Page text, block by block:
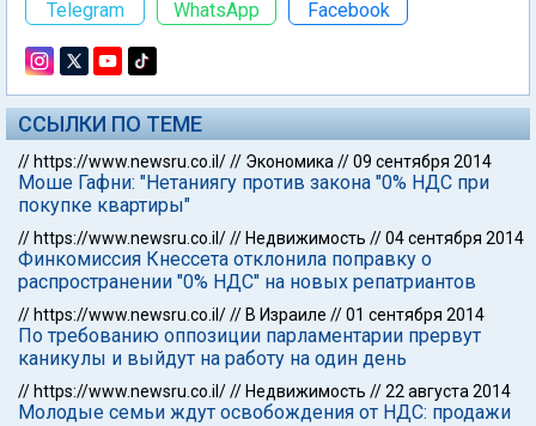
Telegram WhatsApp Facebook
ССЫЛКИ ПО ТЕМЕ
// https://www.newsru.co.il/// Экономика //09 сентября 2014
Моше Гафни: "Нетаниягу против закона "0% НДС при
покупке квартиры"
// https://www.newsru.co.il/// Недвижимость //04 сентября 2014
Финкомиссия Кнессета отклонила поправку о
распространении "0% НДС" на новых репатриантов
// https://www.newsru.co.il/// В Израиле //01 сентября 2014
По требованию оппозиции парламентарии прервут
каникулы и выйдут на работу на один день
// https://www.newsru.co.il/// Недвижимость //22 августа 2014
Молодые семьи ждут освобождения от НДС: продажи